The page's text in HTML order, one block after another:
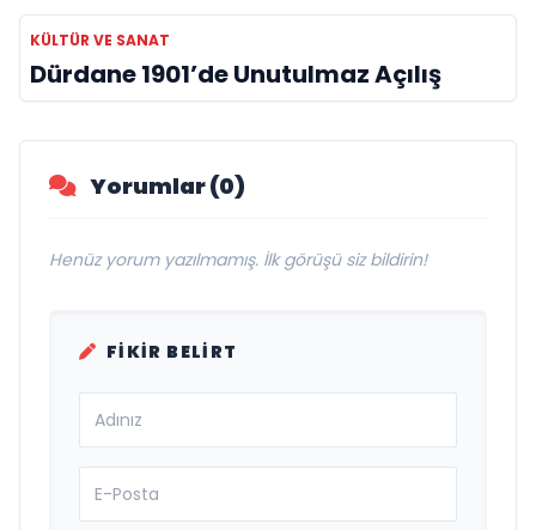
KÜLTÜR VE SANAT
Dürdane 1901’de Unutulmaz Açılış
Yorumlar (0)
Henüz yorum yazılmamış. İlk görüşü siz bildirin!
FIKIR BELIRT